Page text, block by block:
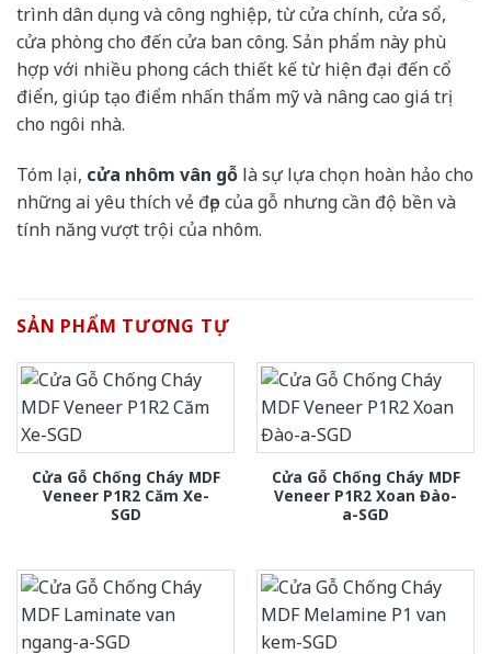
trình dân dụng và công nghiệp, từ cửa chính, cửa sổ,
cửa phòng cho đến cửa ban công. Sản phẩm này phù
hợp với nhiều phong cách thiết kế từ hiện đại đến cổ
điển, giúp tạo điểm nhấn thẩm mỹ và nâng cao giá trị
cho ngôi nhà.
Tóm lại, cửa nhôm vân gỗ là sự lựa chọn hoàn hảo cho
những ai yêu thích vẻ đẹp của gỗ nhưng cần độ bền và
tính năng vượt trội của nhôm.
SẢN PHẨM TƯƠNG TỰ
Cửa Gỗ Chống Cháy MDF
Veneer P1R2 Căm Xe-
SGD
Cửa Gỗ Chống Cháy MDF
Veneer P1R2 Xoan Đào-
a-SGD